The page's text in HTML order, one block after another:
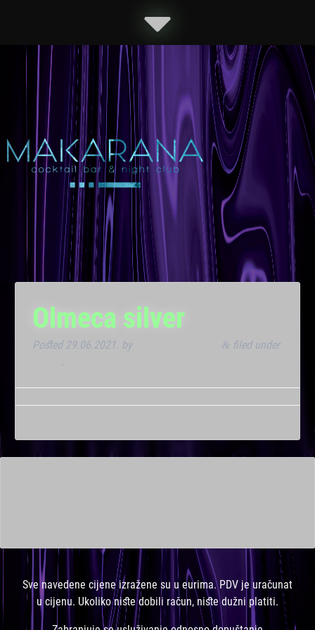
Olmeca silver
Posted 29.06.2021. by & filed under
.
Sve navedene cijene izražene su u eurima. PDV je uračunat
u cijenu. Ukoliko niste dobili račun, niste dužni platiti.